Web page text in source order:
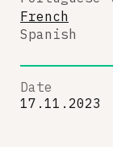
French
Spanish
Date
17.11.2023